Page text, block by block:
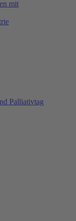
mit
Palliativtag